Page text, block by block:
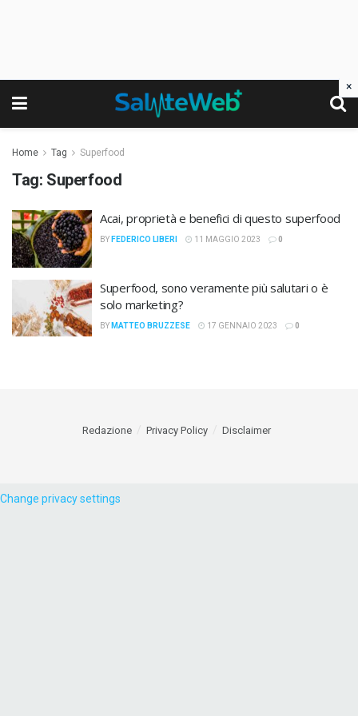
Home Tag Superfood
Tag: Superfood
Acai, proprietà e benefici di questo superfood
BY FEDERICO LIBERI 11 MAGGIO 2023 0
Superfood, sono veramente più salutari o è
solo marketing?
BY MATTEO BRUZZESE 17 GENNAIO 2023 0
Redazione Privacy Policy Disclaimer
Change privacy settings
×